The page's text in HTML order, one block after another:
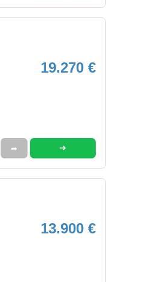
19.270 €
➦ ➜
13.900 €